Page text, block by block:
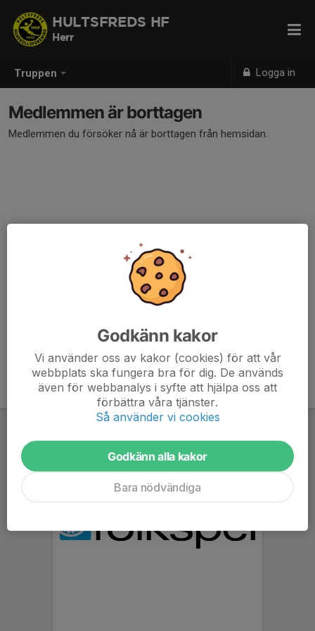
Truppen Logga in
HULTSFREDS HF
Herr
Medlemmen är borttagen
Medlemmen du försöker nå är borttagen från hemsidan.
Godkänn kakor
Vi använder oss av kakor (cookies) för att vår
webbplats ska fungera bra för dig. De används
även för webbanalys i syfte att hjälpa oss att
förbättra våra tjänster.
Så använder vi cookies
Godkänn alla kakor
Bara nödvändiga